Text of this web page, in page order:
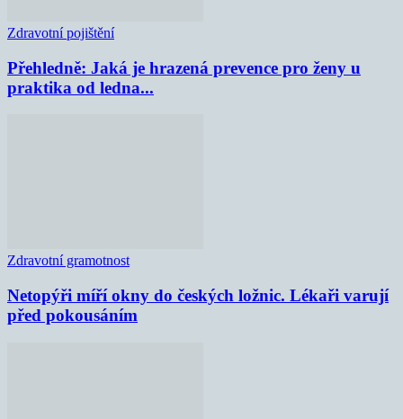
Zdravotní pojištění
Přehledně: Jaká je hrazená prevence pro ženy u
praktika od ledna...
Zdravotní gramotnost
Netopýři míří okny do českých ložnic. Lékaři varují
před pokousáním